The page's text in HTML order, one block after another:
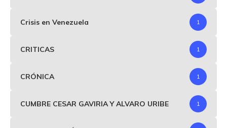
Crisis en Venezuela 1
CRITICAS 1
CRÓNICA 1
CUMBRE CESAR GAVIRIA Y ALVARO URIBE 1